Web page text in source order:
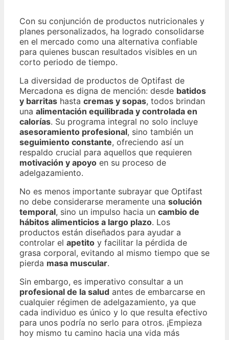
Con su conjunción de productos nutricionales y
planes personalizados, ha logrado consolidarse
en el mercado como una alternativa confiable
para quienes buscan resultados visibles en un
corto periodo de tiempo.
La diversidad de productos de Optifast de
Mercadona es digna de mención: desde batidos
y barritas hasta cremas y sopas, todos brindan
una alimentación equilibrada y controlada en
calorías. Su programa integral no solo incluye
asesoramiento profesional, sino también un
seguimiento constante, ofreciendo así un
respaldo crucial para aquellos que requieren
motivación y apoyo en su proceso de
adelgazamiento.
No es menos importante subrayar que Optifast
no debe considerarse meramente una solución
temporal, sino un impulso hacia un cambio de
hábitos alimenticios a largo plazo. Los
productos están diseñados para ayudar a
controlar el apetito y facilitar la pérdida de
grasa corporal, evitando al mismo tiempo que se
pierda masa muscular.
Sin embargo, es imperativo consultar a un
profesional de la salud antes de embarcarse en
cualquier régimen de adelgazamiento, ya que
cada individuo es único y lo que resulta efectivo
para unos podría no serlo para otros. ¡Empieza
hoy mismo tu camino hacia una vida más